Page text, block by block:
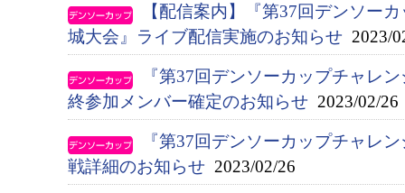
【配信案内】『第37回デンソー
城大会』ライブ配信実施のお知らせ 2023/
『第37回デンソーカップチャレ
終参加メンバー確定のお知らせ 2023/02/26
『第37回デンソーカップチャレ
戦詳細のお知らせ 2023/02/26